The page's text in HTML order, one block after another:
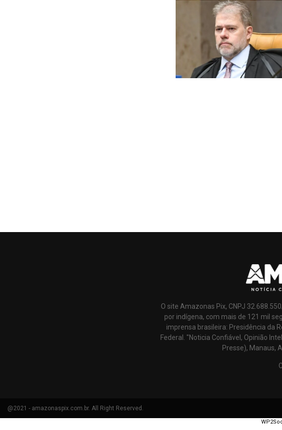
O site Amazonas Pix, CNPJ
por indígena, com mais de 121 mil
imprensa brasileira: Presidência da
Federal. "Noticia Confiável, Opinião
Presse), Manaus,
@2021 - amazonaspix.com.br. All Right Reserved.